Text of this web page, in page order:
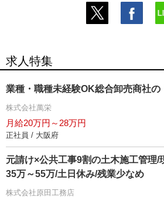
求人特集
業種・職種未経験OK総合卸売商社の
株式会社萬栄
月給20万円～28万円
正社員 / 大阪府
元請け×公共工事9割の土木施工管理/
35万～55万/土日休み/残業少なめ
株式会社原田工務店